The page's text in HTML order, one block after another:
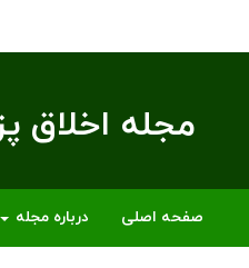
مجله اخلاق
صفحه اصلی درباره مجله